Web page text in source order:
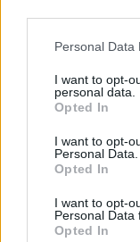
Personal Data
I want to opt-
personal data.
Opted In
I want to opt-
Personal Data.
Opted In
I want to opt-
Personal Data
Opted In
Lähetä uutisvinkki
RSS-ohje
Lifestyle
Matkailu